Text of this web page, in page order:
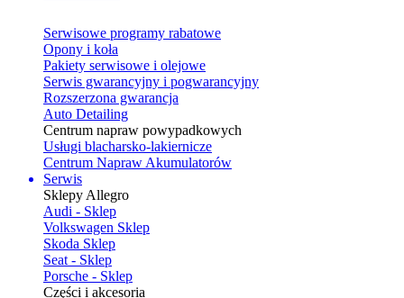
Serwisowe programy rabatowe
Opony i koła
Pakiety serwisowe i olejowe
Serwis gwarancyjny i pogwarancyjny
Rozszerzona gwarancja
Auto Detailing
Centrum napraw powypadkowych
Usługi blacharsko-lakiernicze
Centrum Napraw Akumulatorów
Serwis
Sklepy Allegro
Audi - Sklep
Volkswagen Sklep
Skoda Sklep
Seat - Sklep
Porsche - Sklep
Części i akcesoria